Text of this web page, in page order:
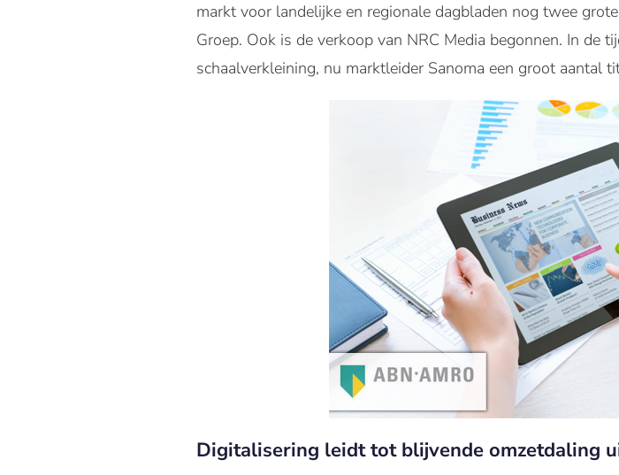
markt voor landelijke en regionale dagbladen nog twee
Groep. Ook is de verkoop van NRC Media begonnen. In de
schaalverkleining, nu marktleider Sanoma een groot aantal
Digitalisering leidt tot blijvende omzetdaling